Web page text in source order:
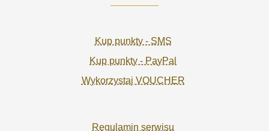
Kup punkty - SMS
Kup punkty - PayPal
Wykorzystaj VOUCHER
Regulamin serwisu